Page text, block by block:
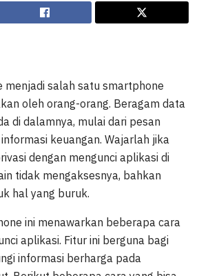
menjadi salah satu smartphone
oleh orang-orang. Beragam data
di dalamnya, mulai dari pesan
keuangan. Wajarlah jika
dengan mengunci aplikasi di
tidak mengaksesnya, bahkan
hal yang buruk.
ini menawarkan beberapa cara
aplikasi. Fitur ini berguna bagi
informasi berharga pada